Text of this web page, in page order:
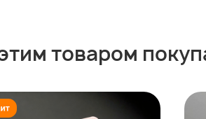
товаром